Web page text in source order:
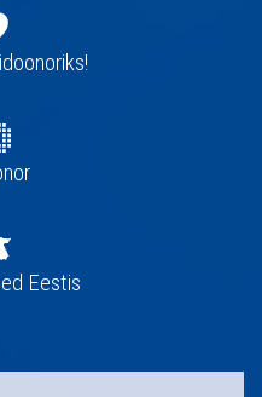
Eestis